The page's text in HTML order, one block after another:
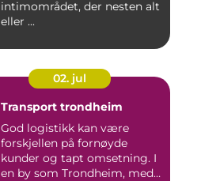
intimområdet, der nesten alt
eller ...
02. jul
Transport trondheim
God logistikk kan være
forskjellen på fornøyde
kunder og tapt omsetning. I
en by som Trondheim, med